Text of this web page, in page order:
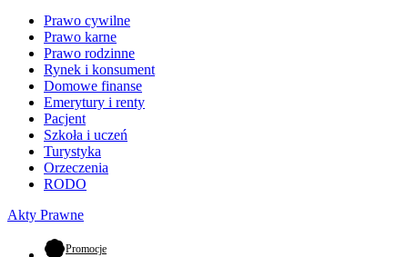
Prawo cywilne
Prawo karne
Prawo rodzinne
Rynek i konsument
Domowe finanse
Emerytury i renty
Pacjent
Szkoła i uczeń
Turystyka
Orzeczenia
RODO
Akty Prawne
Promocje- otwiera się w nowej karcie